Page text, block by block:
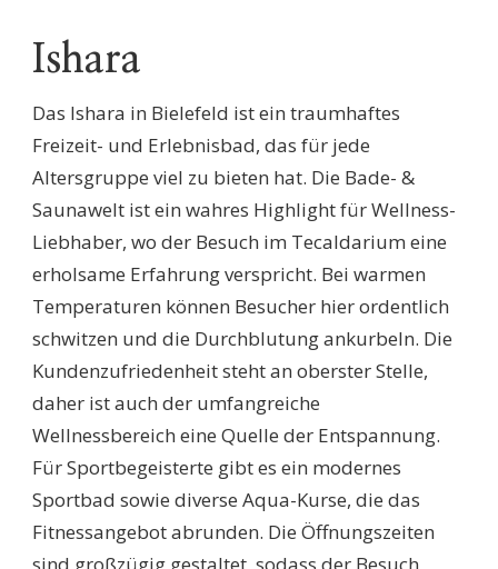
Ishara
Das Ishara in Bielefeld ist ein traumhaftes
Freizeit- und Erlebnisbad, das für jede
Altersgruppe viel zu bieten hat. Die Bade- &
Saunawelt ist ein wahres Highlight für Wellness-
Liebhaber, wo der Besuch im Tecaldarium eine
erholsame Erfahrung verspricht. Bei warmen
Temperaturen können Besucher hier ordentlich
schwitzen und die Durchblutung ankurbeln. Die
Kundenzufriedenheit steht an oberster Stelle,
daher ist auch der umfangreiche
Wellnessbereich eine Quelle der Entspannung.
Für Sportbegeisterte gibt es ein modernes
Sportbad sowie diverse Aqua-Kurse, die das
Fitnessangebot abrunden. Die Öffnungszeiten
sind großzügig gestaltet, sodass der Besuch